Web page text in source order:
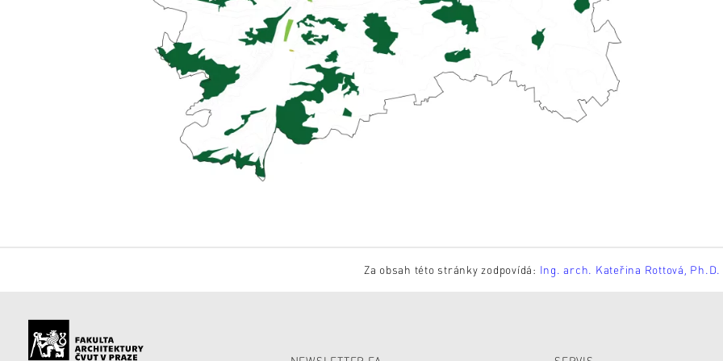
Za obsah této stránky zodpovídá: Ing. arch. Kateřina Rottová, Ph.D.